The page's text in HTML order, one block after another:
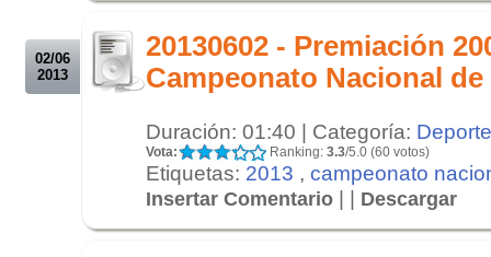
02/06
2013
20130602 - Premiación
Campeonato Nacional de
Duración: 01:40 | Categoría:
Vota: Ranking: 3.3/5.0 (60 votos)
Etiquetas: 2013 , campeonato
Insertar Comentario | | Descargar